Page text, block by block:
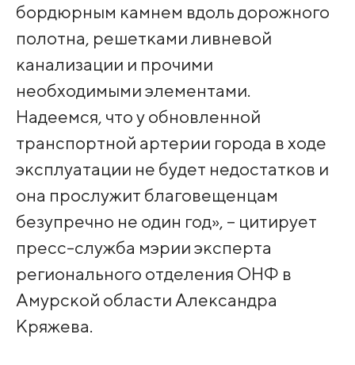
бордюрным камнем вдоль дорожного
полотна, решетками ливневой
канализации и прочими
необходимыми элементами.
Надеемся, что у обновленной
транспортной артерии города в ходе
эксплуатации не будет недостатков и
она прослужит благовещенцам
безупречно не один год», – цитирует
пресс-служба мэрии эксперта
регионального отделения ОНФ в
Амурской области Александра
Кряжева.